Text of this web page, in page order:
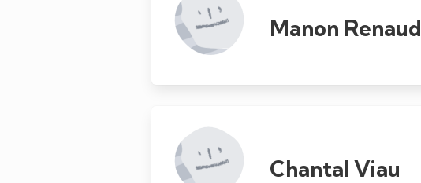
Manon Renaud
Chantal Viau